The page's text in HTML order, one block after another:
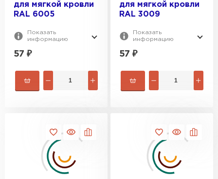
для мягкой кровли
RAL 6005
Показать
информацию
57 ₽
для мягкой кровли
RAL 3009
Показать
информацию
57 ₽